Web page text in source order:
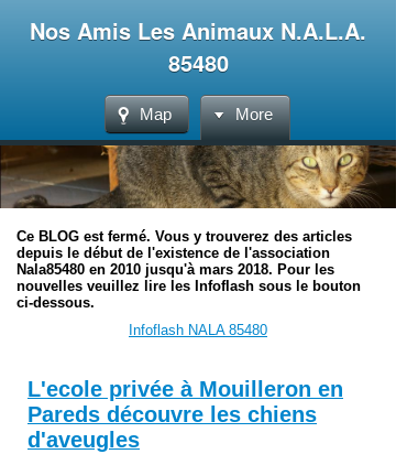
Nos Amis Les Animaux N.A.L.A.
85480
Map More
Ce BLOG est fermé. Vous y trouverez des articles
depuis le début de l'existence de l'association
Nala85480 en 2010 jusqu'à mars 2018. Pour les
nouvelles veuillez lire les Infoflash sous le bouton
ci-dessous.
Infoflash NALA 85480
L'ecole privée à Mouilleron en
Pareds découvre les chiens
d'aveugles